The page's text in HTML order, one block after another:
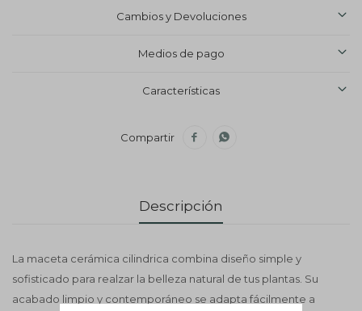
Cambios y Devoluciones
Medios de pago
Características
 
Descripción
La maceta cerámica cilindrica combina diseño simple y
sofisticado para realzar la belleza natural de tus plantas. Su
acabado limpio y contemporáneo se adapta fácilmente a